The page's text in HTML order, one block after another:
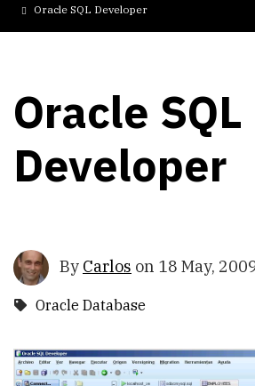
Oracle SQL Developer
Oracle SQL
Developer
By Carlos on 18 May,
Oracle Database